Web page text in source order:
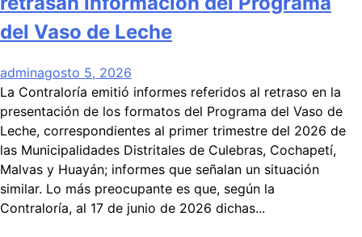
del Vaso de Leche
adminagosto 5, 2026
La Contraloría emitió informes referidos al retraso en la
presentación de los formatos del Programa del Vaso de
Leche, correspondientes al primer trimestre del 2026 de
las Municipalidades Distritales de Culebras, Cochapetí,
Malvas y Huayán; informes que señalan un situación
similar. Lo más preocupante es que, según la
Contraloría, al 17 de junio de 2026 dichas...